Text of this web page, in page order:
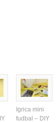
Igrica mini
fudbal – DIY